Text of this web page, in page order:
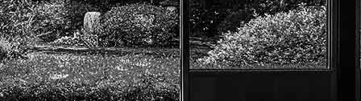
?>
Images de la page d'accueil
Cliquez pour éditer
Texte, bouton et/ou inscription à la newsletter